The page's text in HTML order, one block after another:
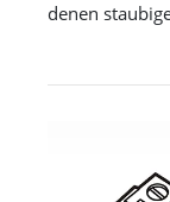
denen